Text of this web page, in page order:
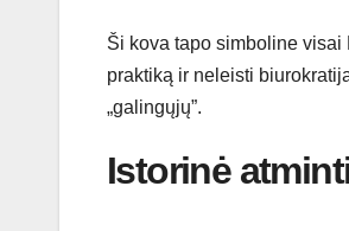
Ši kova tapo simboline visai
praktiką ir neleisti
„galingųjų”.
Istorinė